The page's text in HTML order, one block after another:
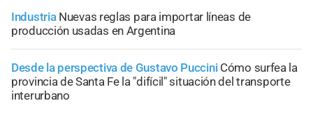
Industria Nuevas reglas para importar líneas de
producción usadas en Argentina
Desde la perspectiva de Gustavo Puccini Cómo surfea la
provincia de Santa Fe la "difícil" situación del transporte
interurbano